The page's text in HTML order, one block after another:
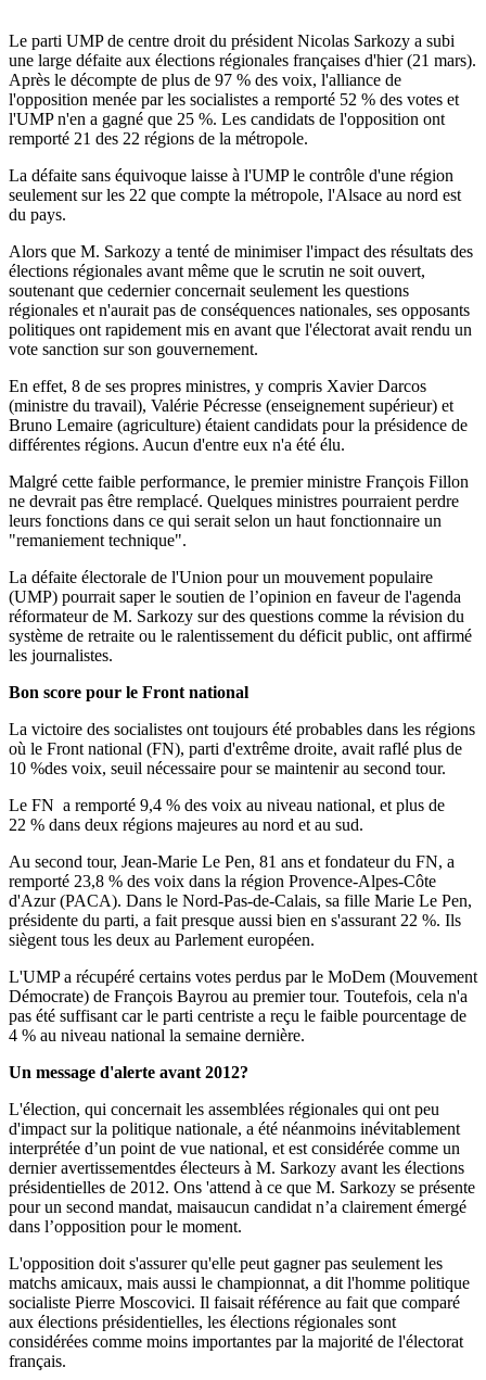
Le parti UMP de centre droit du président Nicolas Sarkozy a subi
une large défaite aux élections régionales françaises d'hier (21 mars).
Après le décompte de plus de 97 % des voix, l'alliance de
l'opposition menée par les socialistes a remporté 52 % des votes et
l'UMP n'en a gagné que 25 %. Les candidats de l'opposition ont
remporté 21 des 22 régions de la métropole.
La défaite sans équivoque laisse à l'UMP le contrôle d'une région
seulement sur les 22 que compte la métropole, l'Alsace au nord est
du pays.
Alors que M. Sarkozy a tenté de minimiser l'impact des résultats des
élections régionales avant même que le scrutin ne soit ouvert,
soutenant que cedernier concernait seulement les questions
régionales et n'aurait pas de conséquences nationales, ses opposants
politiques ont rapidement mis en avant que l'électorat avait rendu un
vote sanction sur son gouvernement.
En effet, 8 de ses propres ministres, y compris Xavier Darcos
(ministre du travail), Valérie Pécresse (enseignement supérieur) et
Bruno Lemaire (agriculture) étaient candidats pour la présidence de
différentes régions. Aucun d'entre eux n'a été élu.
Malgré cette faible performance, le premier ministre François Fillon
ne devrait pas être remplacé. Quelques ministres pourraient perdre
leurs fonctions dans ce qui serait selon un haut fonctionnaire un
"remaniement technique".
La défaite électorale de l'Union pour un mouvement populaire
(UMP) pourrait saper le soutien de l’opinion en faveur de l'agenda
réformateur de M. Sarkozy sur des questions comme la révision du
système de retraite ou le ralentissement du déficit public, ont affirmé
les journalistes.
Bon score pour le Front national
La victoire des socialistes ont toujours été probables dans les régions
où le Front national (FN), parti d'extrême droite, avait raflé plus de
10 %des voix, seuil nécessaire pour se maintenir au second tour.
Le FN a remporté 9,4 % des voix au niveau national, et plus de
22 % dans deux régions majeures au nord et au sud.
Au second tour, Jean-Marie Le Pen, 81 ans et fondateur du FN, a
remporté 23,8 % des voix dans la région Provence-Alpes-Côte
d'Azur (PACA). Dans le Nord-Pas-de-Calais, sa fille Marie Le Pen,
présidente du parti, a fait presque aussi bien en s'assurant 22 %. Ils
siègent tous les deux au Parlement européen.
L'UMP a récupéré certains votes perdus par le MoDem (Mouvement
Démocrate) de François Bayrou au premier tour. Toutefois, cela n'a
pas été suffisant car le parti centriste a reçu le faible pourcentage de
4 % au niveau national la semaine dernière.
Un message d'alerte avant 2012?
L'élection, qui concernait les assemblées régionales qui ont peu
d'impact sur la politique nationale, a été néanmoins inévitablement
interprétée d’un point de vue national, et est considérée comme un
dernier avertissementdes électeurs à M. Sarkozy avant les élections
présidentielles de 2012. Ons 'attend à ce que M. Sarkozy se présente
pour un second mandat, maisaucun candidat n’a clairement émergé
dans l’opposition pour le moment.
L'opposition doit s'assurer qu'elle peut gagner pas seulement les
matchs amicaux, mais aussi le championnat, a dit l'homme politique
socialiste Pierre Moscovici. Il faisait référence au fait que comparé
aux élections présidentielles, les élections régionales sont
considérées comme moins importantes par la majorité de l'électorat
français.